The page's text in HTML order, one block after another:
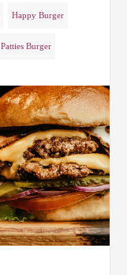
Happy Burger
Patties Burger